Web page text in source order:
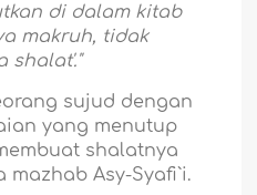
di dalam kitab
makruh, tidak
shalat'."
sujud dengan
yang menutup
shalatnya
Asy-Syafi`i.